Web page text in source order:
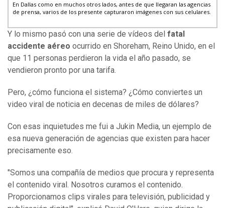
En Dallas como en muchos otros lados, antes de que llegaran las agencias
de prensa, varios de los presente capturaron imágenes con sus celulares.
Y lo mismo pasó con una serie de vídeos del fatal
accidente aéreo ocurrido en Shoreham, Reino Unido, en el
que 11 personas perdieron la vida el año pasado, se
vendieron pronto por una tarifa.
Pero, ¿cómo funciona el sistema? ¿Cómo conviertes un
video viral de noticia en decenas de miles de dólares?
Con esas inquietudes me fui a Jukin Media, un ejemplo de
esa nueva generación de agencias que existen para hacer
precisamente eso.
"Somos una compañía de medios que procura y representa
el contenido viral. Nosotros curamos el contenido.
Proporcionamos clips virales para televisión, publicidad y